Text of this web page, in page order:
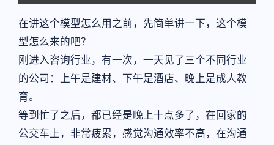
在讲这个模型怎么用之前，先简单讲一下，这个模
型怎么来的吧？
刚进入咨询行业，有一次，一天见了三个不同行业
的公司：上午是建材、下午是酒店、晚上是成人教
育。
等到忙了之后，都已经是晚上十点多了，在回家的
公交车上，非常疲累，感觉沟通效率不高，在沟通